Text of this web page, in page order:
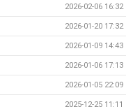
2026-02-06 16:32
2026-01-20 17:32
2026-01-09 14:43
2026-01-06 17:13
2026-01-05 22:09
2025-12-25 11:11